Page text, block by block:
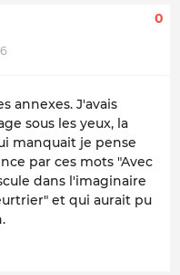
0
annexes. J'avais
sous les yeux, la
manquait je pense
par ces mots "Avec
dans l'imaginaire
et qui aurait pu